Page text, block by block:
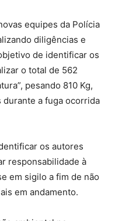
equipes da Polícia
diligências e
de identificar os
o total de 562
pesando 810 Kg,
a fuga ocorrida
os autores
responsabilidade à
em sigilo a fim de não
em andamento.